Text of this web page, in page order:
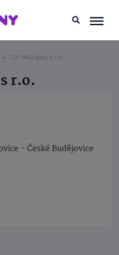
CK MÁJ spol. s r.o.
r.o.
- České Budějovice